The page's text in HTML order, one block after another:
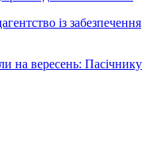
із забезпечення
на вересень: Пасічнику